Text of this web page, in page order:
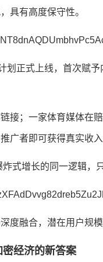
具有高度保守性。
划正式上线，首次赋
接；一家体育媒体在
者即可获得真实收入
式增长的同一逻辑，
度融合，潜在用户规
经济的新答案